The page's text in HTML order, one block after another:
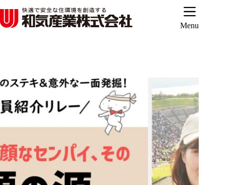
テ
キ
ッ
プ
Menu